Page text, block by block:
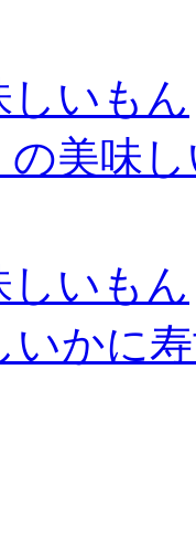
しいもん
の美味
しいもん
いかに